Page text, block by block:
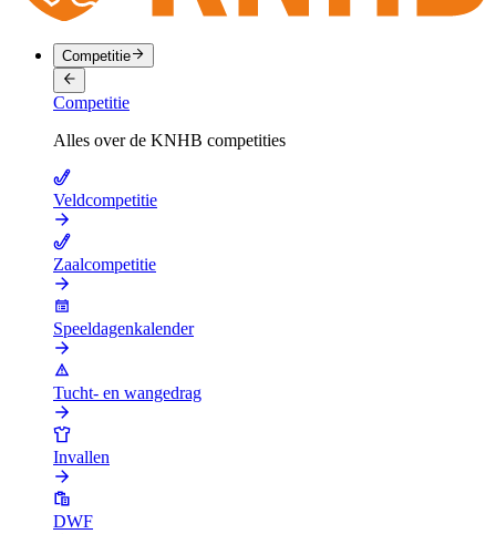
Competitie
Competitie
Alles over de KNHB competities
Veldcompetitie
Zaalcompetitie
Speeldagenkalender
Tucht- en wangedrag
Invallen
DWF